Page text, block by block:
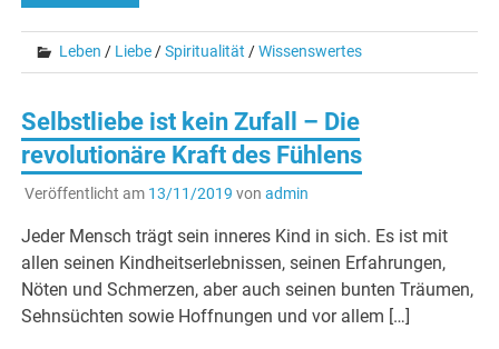
Leben / Liebe /Spiritualität /Wissenswertes
Selbstliebe ist kein Zufall – Die
revolutionäre Kraft des Fühlens
Veröffentlicht am 13/11/2019 von admin
Jeder Mensch trägt sein inneres Kind in sich. Es ist mit
allen seinen Kindheitserlebnissen, seinen Erfahrungen,
Nöten und Schmerzen, aber auch seinen bunten Träumen,
Sehnsüchten sowie Hoffnungen und vor allem […]